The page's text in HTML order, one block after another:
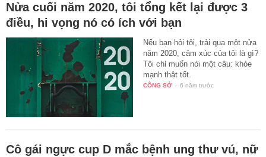
Nửa cuối năm 2020, tôi tổng kết lại được 3
điều, hi vọng nó có ích với bạn
Nếu bạn hỏi tôi, trải qua một nửa
năm 2020, cảm xúc của tôi là gì?
Tôi chỉ muốn nói một câu: khỏe
mạnh thật tốt.
CÔNG SỞ - 6 năm trước
Cô gái ngực cup D mắc bệnh ung thư vú, nữ